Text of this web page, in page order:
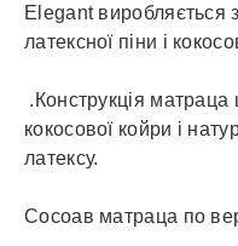
Elegant виробляється
латексної піни і
.Конструкція
кокосової койри і
латексу.
Сосоав матраца по